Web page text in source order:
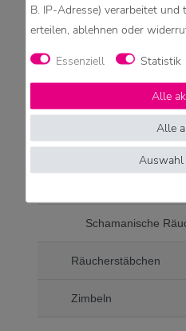
Buch
Kraftvoll Räuchern
Schamanische
Räucherstäbchen
Zimbeln
B. IP-Adresse) verarbeitet
erteilen, ablehnen oder
Essenziell Statistik
Alle
Alle
Auswahl